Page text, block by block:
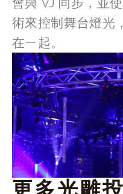
術來控制舞台燈光
在ㄧ起。